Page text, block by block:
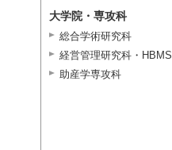
大学院・専攻科
総合学術研究科
経営管理研究科・HBMS
助産学専攻科